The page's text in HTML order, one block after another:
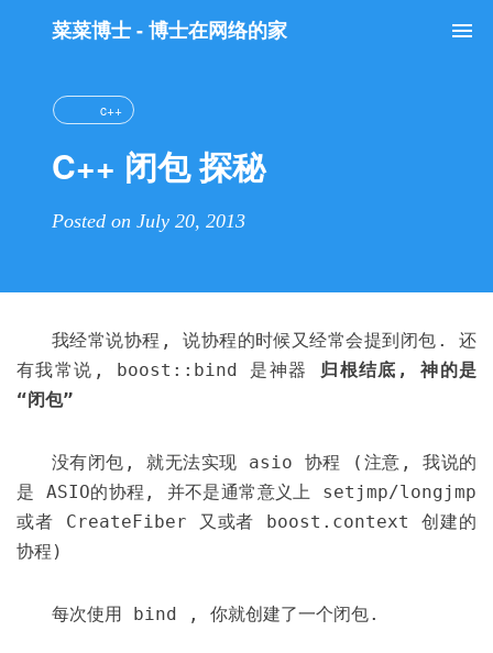
菜菜博士 - 博士在网络的家
c++
C++ 闭包 探秘
Posted on July 20, 2013
我经常说协程, 说协程的时候又经常会提到闭包. 还
有我常说, boost::bind 是神器 归根结底, 神的是
“闭包”
没有闭包, 就无法实现 asio 协程 (注意, 我说的
是 ASIO的协程, 并不是通常意义上 setjmp/longjmp
或者 CreateFiber 又或者 boost.context 创建的
协程)
每次使用 bind , 你就创建了一个闭包.